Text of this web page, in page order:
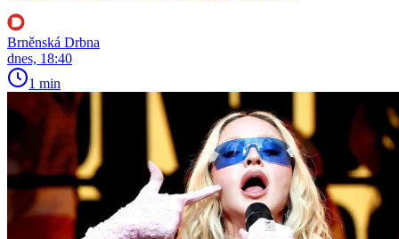
Brněnská Drbna
dnes, 18:40
1 min